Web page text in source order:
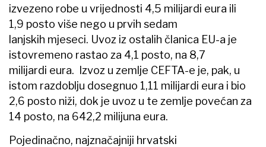
izvezeno robe u vrijednosti 4,5 milijardi eura ili
1,9 posto više nego u prvih sedam
lanjskih mjeseci. Uvoz iz ostalih članica EU-a je
istovremeno rastao za 4,1 posto, na 8,7
milijardi eura. Izvoz u zemlje CEFTA-e je, pak, u
istom razdoblju dosegnuo 1,11 milijardi eura i bio
2,6 posto niži, dok je uvoz u te zemlje povećan za
14 posto, na 642,2 milijuna eura.
Pojedinačno, najznačajniji hrvatski